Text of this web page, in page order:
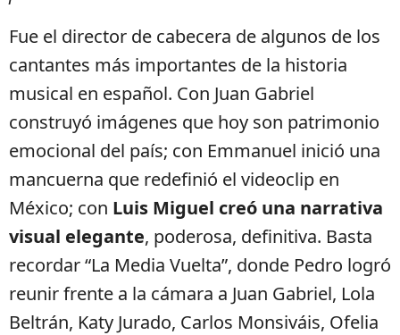
Fue el director de cabecera de algunos de los
cantantes más importantes de la historia
musical en español. Con Juan Gabriel
construyó imágenes que hoy son patrimonio
emocional del país; con Emmanuel inició una
mancuerna que redefinió el videoclip en
México; con Luis Miguel creó una narrativa
visual elegante, poderosa, definitiva. Basta
recordar “La Media Vuelta”, donde Pedro logró
reunir frente a la cámara a Juan Gabriel, Lola
Beltrán, Katy Jurado, Carlos Monsiváis, Ofelia